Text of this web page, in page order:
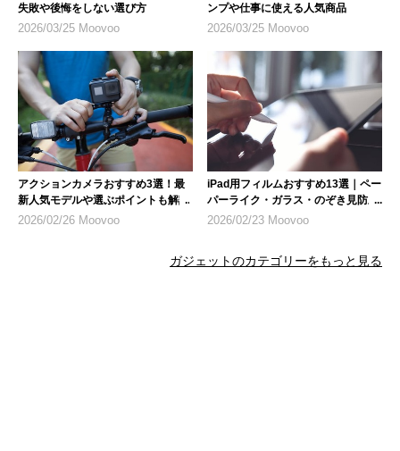
失敗や後悔をしない選び方
2026/03/25 Moovoo
ンプや仕事に使える人気商品
2026/03/25 Moovoo
アクションカメラおすすめ3選！最
新人気モデルや選ぶポイントも解説
2026/02/26 Moovoo
iPad用フィルムおすすめ13選｜ペー
パーライク・ガラス・のぞき見防止
など人気製品を紹介
2026/02/23 Moovoo
ガジェットのカテゴリーをもっと見る